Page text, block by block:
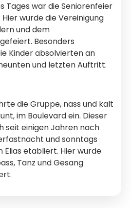
Tages war die Seniorenfeier
wurde die Vereinigung
und dem
Besonders
Kinder absolvierten an
und letzten Auftritt.
die Gruppe, nass und kalt
im Boulevard ein. Dieser
seit einigen Jahren nach
und sonntags
Elias etabliert. Hier wurde
Tanz und Gesang